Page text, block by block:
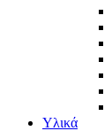
Υλικά